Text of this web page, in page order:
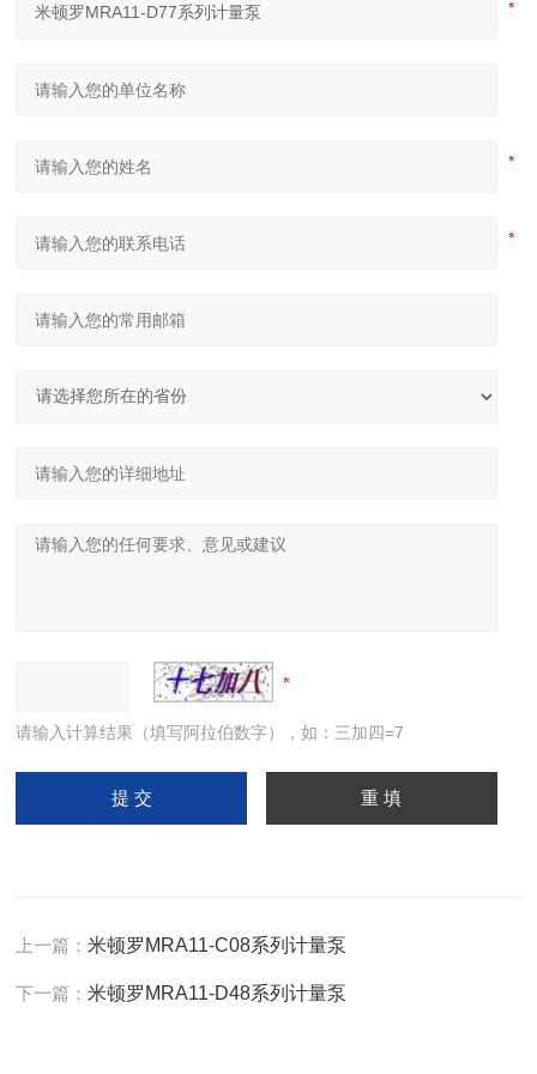
请输入计算结果（填写阿拉伯数字），如：三加四=7
上一篇：米顿罗MRA11-C08系列计量泵
下一篇：米顿罗MRA11-D48系列计量泵